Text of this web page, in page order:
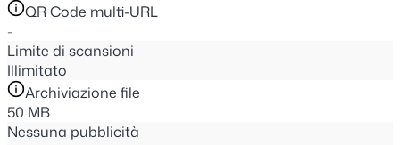
QR Code multi-URL
-
Limite di scansioni
Illimitato
Archiviazione file
50 MB
Nessuna pubblicità